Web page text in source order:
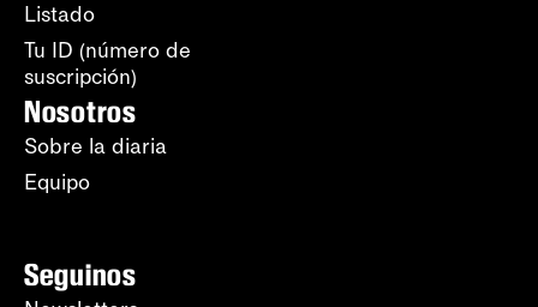
Listado
Tu ID (número de
suscripción)
Nosotros
Sobre la diaria
Equipo
Seguinos